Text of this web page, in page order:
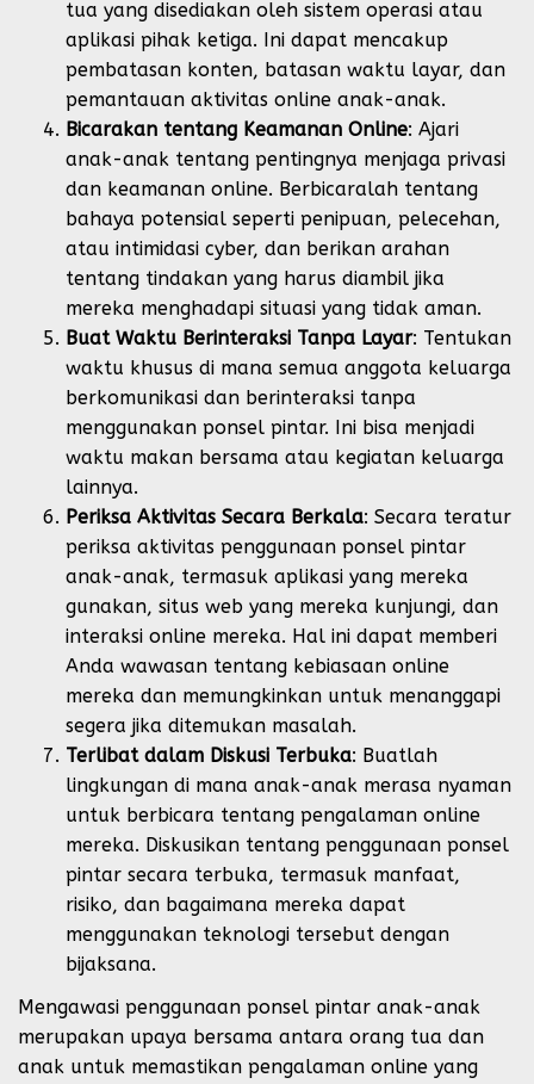
tua yang disediakan oleh sistem operasi atau
aplikasi pihak ketiga. Ini dapat mencakup
pembatasan konten, batasan waktu layar, dan
pemantauan aktivitas online anak-anak.
Bicarakan tentang Keamanan Online: Ajari
anak-anak tentang pentingnya menjaga privasi
dan keamanan online. Berbicaralah tentang
bahaya potensial seperti penipuan, pelecehan,
atau intimidasi cyber, dan berikan arahan
tentang tindakan yang harus diambil jika
mereka menghadapi situasi yang tidak aman.
Buat Waktu Berinteraksi Tanpa Layar: Tentukan
waktu khusus di mana semua anggota keluarga
berkomunikasi dan berinteraksi tanpa
menggunakan ponsel pintar. Ini bisa menjadi
waktu makan bersama atau kegiatan keluarga
lainnya.
Periksa Aktivitas Secara Berkala: Secara teratur
periksa aktivitas penggunaan ponsel pintar
anak-anak, termasuk aplikasi yang mereka
gunakan, situs web yang mereka kunjungi, dan
interaksi online mereka. Hal ini dapat memberi
Anda wawasan tentang kebiasaan online
mereka dan memungkinkan untuk menanggapi
segera jika ditemukan masalah.
Terlibat dalam Diskusi Terbuka: Buatlah
lingkungan di mana anak-anak merasa nyaman
untuk berbicara tentang pengalaman online
mereka. Diskusikan tentang penggunaan ponsel
pintar secara terbuka, termasuk manfaat,
risiko, dan bagaimana mereka dapat
menggunakan teknologi tersebut dengan
bijaksana.
Mengawasi penggunaan ponsel pintar anak-anak
merupakan upaya bersama antara orang tua dan
anak untuk memastikan pengalaman online yang